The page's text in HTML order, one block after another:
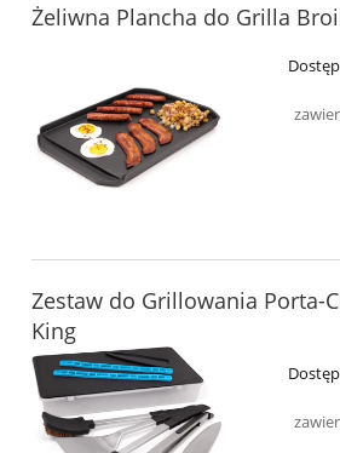
Żeliwna Plancha do Grilla
Zestaw do Grillowania Porta-
King